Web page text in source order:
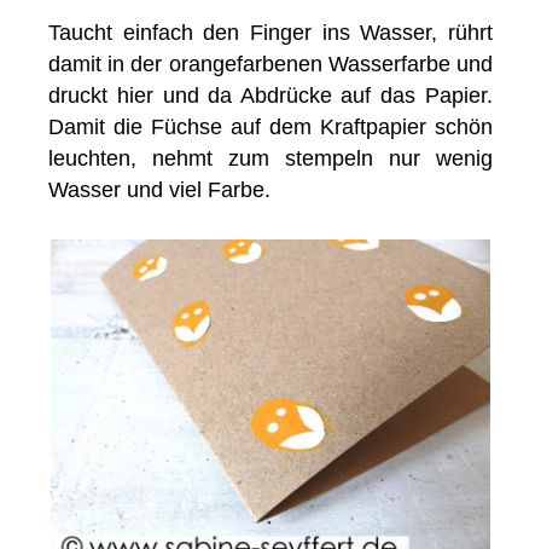
Taucht einfach den Finger ins Wasser, rührt
damit in der orangefarbenen Wasserfarbe und
druckt hier und da Abdrücke auf das Papier.
Damit die Füchse auf dem Kraftpapier schön
leuchten, nehmt zum stempeln nur wenig
Wasser und viel Farbe.